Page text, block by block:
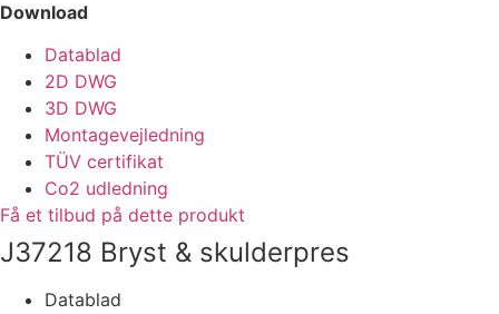
Download
Datablad
2D DWG
3D DWG
Montagevejledning
TÜV certifikat
Co2 udledning
Få et tilbud på dette produkt
J37218 Bryst & skulderpres
Datablad